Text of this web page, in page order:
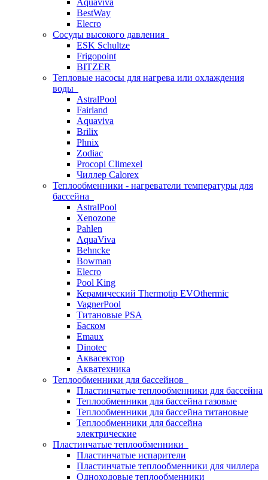
Aquaviva
BestWay
Elecro
Сосуды высокого давления
ESK Schultze
Frigopoint
BITZER
Тепловые насосы для нагрева или охлаждения
воды
AstralPool
Fairland
Aquaviva
Brilix
Phnix
Zodiac
Procopi Climexel
Чиллер Calorex
Теплообменники - нагреватели температуры для
бассейна
AstralPool
Xenozone
Pahlen
AquaViva
Behncke
Bowman
Elecro
Pool King
Керамический Thermotip EVOthermic
VagnerPool
Титановые PSA
Баском
Emaux
Dinotec
Аквасектор
Акватехника
Теплообменники для бассейнов
Пластинчатые теплообменники для бассейна
Теплообменники для бассейна газовые
Теплообменники для бассейна титановые
Теплообменники для бассейна
электрические
Пластинчатые теплообменники
Пластинчатые испарители
Пластинчатые теплообменники для чиллера
Одноходовые теплообменники